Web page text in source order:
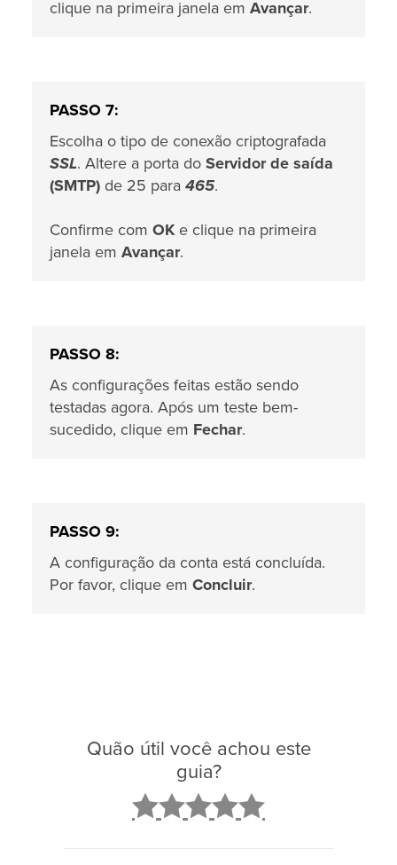
clique na primeira janela em Avançar.
PASSO 7:
Escolha o tipo de conexão criptografada
SSL. Altere a porta do Servidor de saída
(SMTP) de 25 para 465.
Confirme com OKe clique na primeira
janela em Avançar.
PASSO 8:
As configurações feitas estão sendo
testadas agora. Após um teste bem-
sucedido, clique em Fechar.
PASSO 9:
A configuração da conta está concluída.
Por favor, clique em Concluir.
Quão útil você achou este
guia?